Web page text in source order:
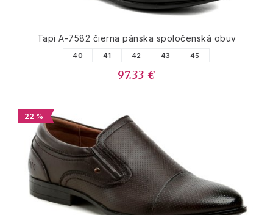
Tapi A-7582 čierna pánska spoločenská obuv
40 41 42 43 45
97.33 €
22 %